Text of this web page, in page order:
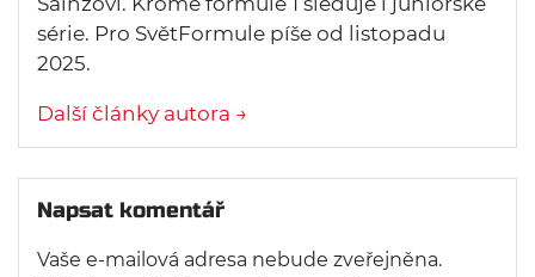
série. Pro SvětFormule píše od listopadu
2025.
Další články autora →
Napsat komentář
Vaše e-mailová adresa nebude zveřejněna.